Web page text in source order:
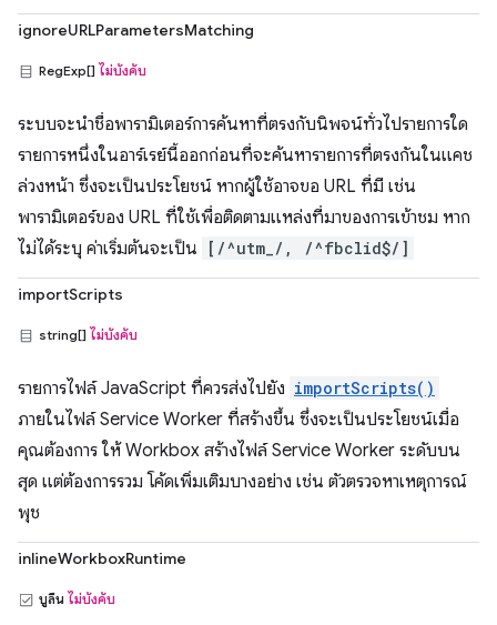
ignoreURLParametersMatching
RegExp[] ไม่บังคับ
ระบบจะนำชื่อพารามิเตอร์การค้นหาที่ตรงกับนิพจน์ทั่วไปรายการใด
รายการหนึ่งในอาร์เรย์นี้ออกก่อนที่จะค้นหารายการที่ตรงกันในแคช
ล่วงหน้า ซึ่งจะเป็นประโยชน์ หากผู้ใช้อาจขอ URL ที่มี เช่น
พารามิเตอร์ของ URL ที่ใช้เพื่อติดตามแหล่งที่มาของการเข้าชม หาก
ไม่ได้ระบุ ค่าเริ่มต้นจะเป็น
[/^utm_/, /^fbclid$/]
importScripts
string[] ไม่บังคับ
รายการไฟล์ JavaScript ที่ควรส่งไปยัง importScripts()
ภายในไฟล์ Service Worker ที่สร้างขึ้น ซึ่งจะเป็นประโยชน์เมื่อ
คุณต้องการ ให้ Workbox สร้างไฟล์ Service Worker ระดับบน
สุด แต่ต้องการรวม โค้ดเพิ่มเติมบางอย่าง เช่น ตัวตรวจหาเหตุการณ์
พุช
inlineWorkboxRuntime
บูลีน ไม่บังคับ